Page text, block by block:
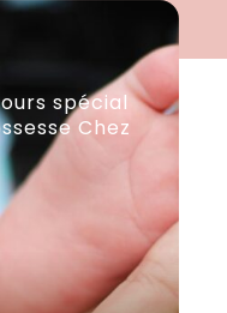
spécial
Chez